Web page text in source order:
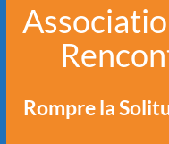
Rompre la